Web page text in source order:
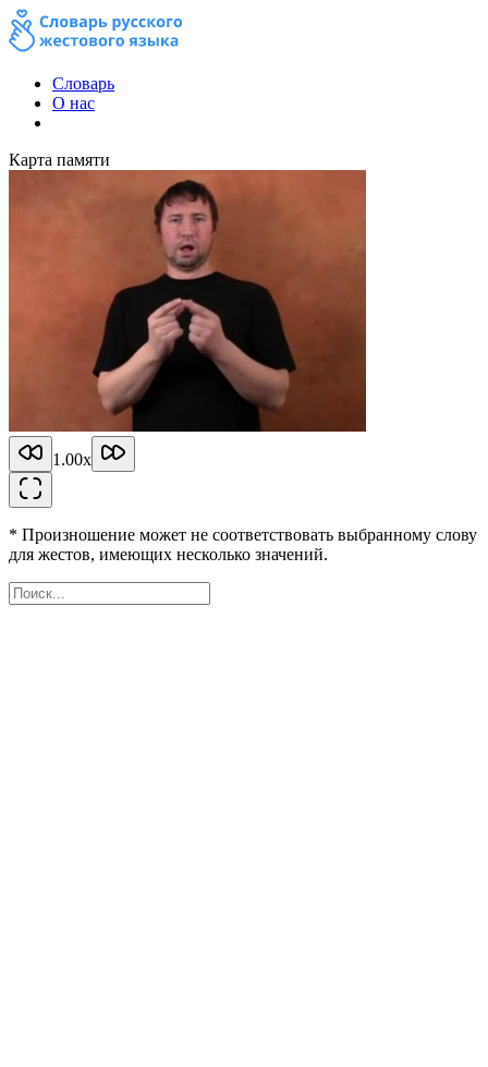
Словарь
О нас
Карта памяти
1.00x
* Произношение может не соответствовать выбранному слову
для жестов, имеющих несколько значений.